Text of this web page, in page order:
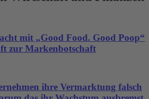
mit „Good Food. Good Poop“
zur Markenbotschaft
ihre Vermarktung falsch